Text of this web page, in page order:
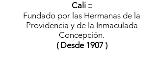
Cali ::
Fundado por las Hermanas de la
Providencia y de la Inmaculada
Concepción.
( Desde 1907 )